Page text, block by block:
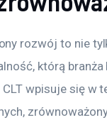
rozwój to nie
którą
wpisuje się w